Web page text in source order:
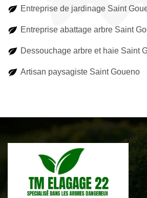
Entreprise de jardinage Saint
Entreprise abattage arbre Saint
Dessouchage arbre et haie Saint
Artisan paysagiste Saint Goueno